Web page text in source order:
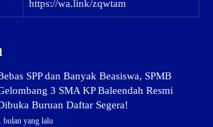
https://wa.link/zqwtam
SPP dan Banyak Beasiswa, SPMB
3 SMA KP Baleendah Resmi
Buruan Daftar Segera!
bulan yang lalu